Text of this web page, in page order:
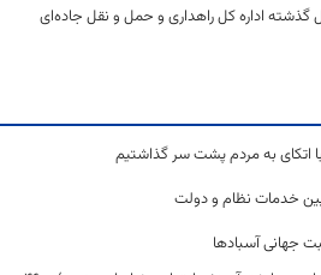
گذشته اداره کل راهداری و حمل و نقل جاده‌ای
اتکای به مردم پشت سر گذاشتیم
خدمات نظام و دولت
جهانی آسبادها